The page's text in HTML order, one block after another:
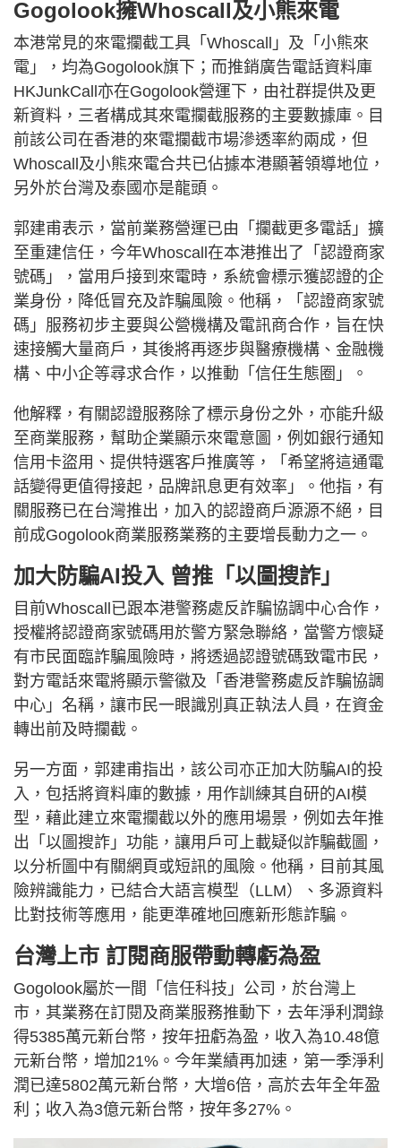
Gogolook擁Whoscall及小熊來電
本港常見的來電攔截工具「Whoscall」及「小熊來
電」，均為Gogolook旗下；而推銷廣告電話資料庫
HKJunkCall亦在Gogolook營運下，由社群提供及更
新資料，三者構成其來電攔截服務的主要數據庫。目
前該公司在香港的來電攔截市場滲透率約兩成，但
Whoscall及小熊來電合共已佔據本港顯著領導地位，
另外於台灣及泰國亦是龍頭。
郭建甫表示，當前業務營運已由「攔截更多電話」擴
至重建信任，今年Whoscall在本港推出了「認證商家
號碼」，當用戶接到來電時，系統會標示獲認證的企
業身份，降低冒充及詐騙風險。他稱，「認證商家號
碼」服務初步主要與公營機構及電訊商合作，旨在快
速接觸大量商戶，其後將再逐步與醫療機構、金融機
構、中小企等尋求合作，以推動「信任生態圈」。
他解釋，有關認證服務除了標示身份之外，亦能升級
至商業服務，幫助企業顯示來電意圖，例如銀行通知
信用卡盜用、提供特選客戶推廣等，「希望將這通電
話變得更值得接起，品牌訊息更有效率」。他指，有
關服務已在台灣推出，加入的認證商戶源源不絕，目
前成Gogolook商業服務業務的主要增長動力之一。
加大防騙AI投入 曾推「以圖搜詐」
目前Whoscall已跟本港警務處反詐騙協調中心合作，
授權將認證商家號碼用於警方緊急聯絡，當警方懷疑
有市民面臨詐騙風險時，將透過認證號碼致電市民，
對方電話來電將顯示警徽及「香港警務處反詐騙協調
中心」名稱，讓市民一眼識別真正執法人員，在資金
轉出前及時攔截。
另一方面，郭建甫指出，該公司亦正加大防騙AI的投
入，包括將資料庫的數據，用作訓練其自研的AI模
型，藉此建立來電攔截以外的應用場景，例如去年推
出「以圖搜詐」功能，讓用戶可上載疑似詐騙截圖，
以分析圖中有關網頁或短訊的風險。他稱，目前其風
險辨識能力，已結合大語言模型（LLM）、多源資料
比對技術等應用，能更準確地回應新形態詐騙。
台灣上市 訂閱商服帶動轉虧為盈
Gogolook屬於一間「信任科技」公司，於台灣上
市，其業務在訂閱及商業服務推動下，去年淨利潤錄
得5385萬元新台幣，按年扭虧為盈，收入為10.48億
元新台幣，增加21%。今年業績再加速，第一季淨利
潤已達5802萬元新台幣，大增6倍，高於去年全年盈
利；收入為3億元新台幣，按年多27%。